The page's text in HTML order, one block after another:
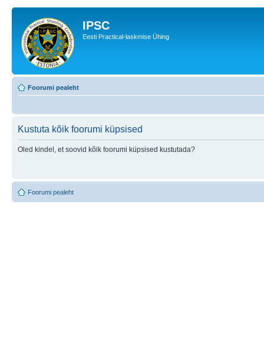
IPSC
Eesti Practical-laskmise Ühing
Foorumi pealeht
Kustuta kõik foorumi küpsised
Oled kindel, et soovid kõik foorumi küpsised kustutada?
Foorumi pealeht